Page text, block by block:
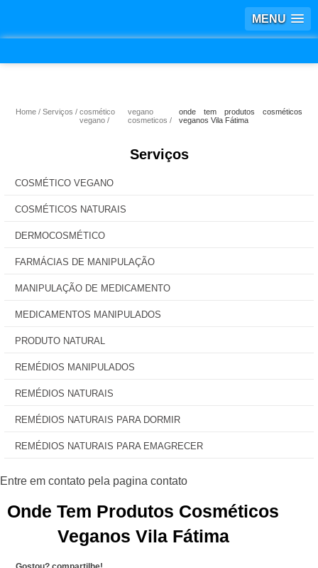
MENU
Home Serviços
cosmético
vegano
vegano
cosmeticos
onde tem produtos cosméticos
veganos Vila Fátima
Serviços
COSMÉTICO VEGANO
COSMÉTICOS NATURAIS
DERMOCOSMÉTICO
FARMÁCIAS DE MANIPULAÇÃO
MANIPULAÇÃO DE MEDICAMENTO
MEDICAMENTOS MANIPULADOS
PRODUTO NATURAL
REMÉDIOS MANIPULADOS
REMÉDIOS NATURAIS
REMÉDIOS NATURAIS PARA DORMIR
REMÉDIOS NATURAIS PARA EMAGRECER
Onde Tem Produtos Cosméticos
Veganos Vila Fátima